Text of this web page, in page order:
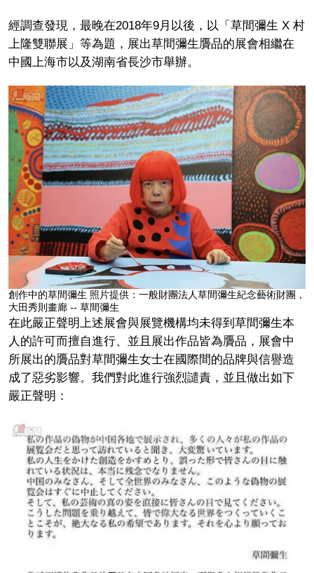
經調查發現，最晚在2018年9月以後，以「草間彌生 X 村
上隆雙聯展」等為題，展出草間彌生贗品的展會相繼在
中國上海市以及湖南省長沙市舉辦。
創作中的草間彌生 照片提供：一般財團法人草間彌生紀念藝術財團，
大田秀則畫廊 -- 草間彌生
在此嚴正聲明上述展會與展覽機構均未得到草間彌生本
人的許可而擅自進行、並且展出作品皆為贗品，展會中
所展出的贗品對草間彌生女士在國際間的品牌與信譽造
成了惡劣影響。我們對此進行強烈譴責，並且做出如下
嚴正聲明：